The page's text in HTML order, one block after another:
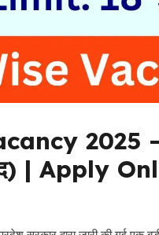
2025 –
| Apply